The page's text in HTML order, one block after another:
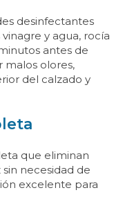
desinfectantes
y agua, rocía
antes de
malos olores,
del calzado y
que eliminan
necesidad de
excelente para